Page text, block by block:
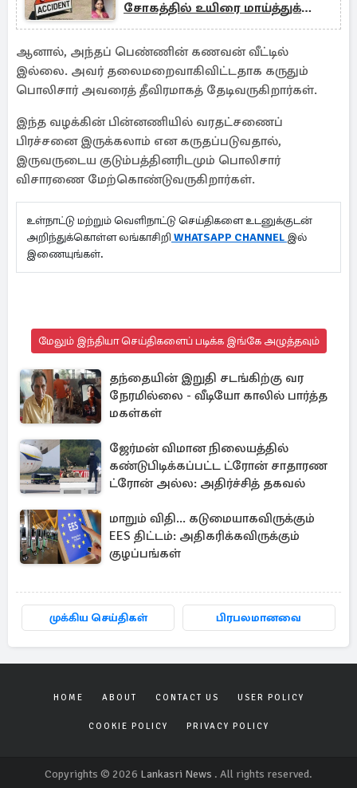
சோகத்தில் உயிரை மாய்த்துக்
கொண்ட இளம்பெண்
ஆனால், அந்தப் பெண்ணின் கணவன் வீட்டில்
இல்லை. அவர் தலைமறைவாகிவிட்டதாக கருதும்
பொலிசார் அவரைத் தீவிரமாகத் தேடிவருகிறார்கள்.
இந்த வழக்கின் பின்னணியில் வரதட்சணைப்
பிரச்சனை இருக்கலாம் என கருதப்படுவதால்,
இருவருடைய குடும்பத்தினரிடமும் பொலிசார்
விசாரணை மேற்கொண்டுவருகிறார்கள்.
உள்நாட்டு மற்றும் வெளிநாட்டு செய்திகளை உடனுக்குடன்
அறிந்துக்கொள்ள லங்காசிறி WHATSAPP CHANNEL இல்
இணையுங்கள்.
மேலும் இந்தியா செய்திகளைப் படிக்க இங்கே அழுத்தவும்
தந்தையின் இறுதி சடங்கிற்கு வர
நேரமில்லை - வீடியோ காலில் பார்த்த
மகள்கள்
ஜேர்மன் விமான நிலையத்தில்
கண்டுபிடிக்கப்பட்ட ட்ரோன் சாதாரண
ட்ரோன் அல்ல: அதிர்ச்சித் தகவல்
மாறும் விதி... கடுமையாகவிருக்கும்
EES திட்டம்: அதிகரிக்கவிருக்கும்
குழப்பங்கள்
முக்கிய செய்திகள் பிரபலமானவை
HOME ABOUT CONTACT US USER POLICY
COOKIE POLICY PRIVACY POLICY
Copyrights © 2026 Lankasri News . All rights reserved.